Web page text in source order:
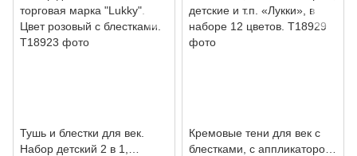
Тушь и блестки для век.
Набор детский 2 в 1,
Кремовые тени для век с
блестками, с аппликатором,